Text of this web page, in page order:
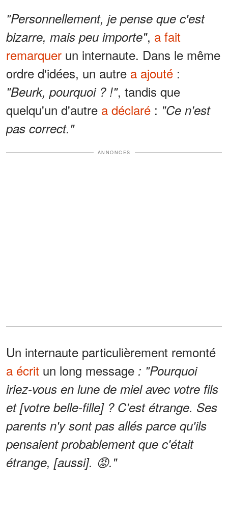
"Personnellement, je pense que c'est
bizarre, mais peu importe", a fait
remarquer un internaute. Dans le même
ordre d'idées, un autre a ajouté :
"Beurk, pourquoi ? !", tandis que
quelqu'un d'autre a déclaré : "Ce n'est
pas correct."
ANNONCES
Un internaute particulièrement remonté
a écrit un long message : "Pourquoi
iriez-vous en lune de miel avec votre fils
et [votre belle-fille] ? C'est étrange. Ses
parents n'y sont pas allés parce qu'ils
pensaient probablement que c'était
étrange, [aussi]. 😡."